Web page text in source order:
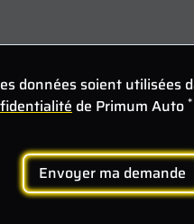
données soient utilisées
de Primum Auto *
Envoyer ma demande